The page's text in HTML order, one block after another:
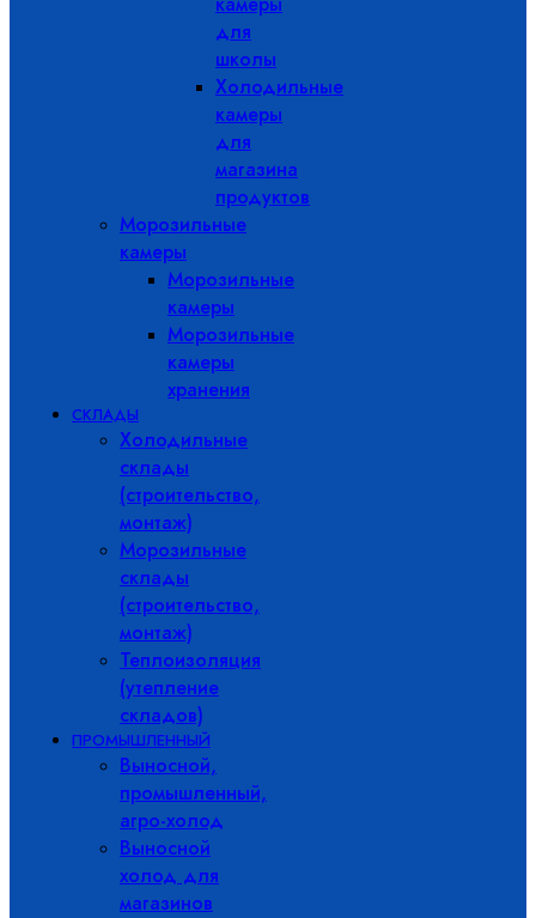
для
школы
Холодильные
камеры
для
магазина
продуктов
Морозильные
камеры
Морозильные
камеры
Морозильные
камеры
хранения
СКЛАДЫ
Холодильные
склады
(строительство,
монтаж)
Морозильные
склады
(строительство,
монтаж)
Теплоизоляция
(утепление
складов)
ПРОМЫШЛЕННЫЙ
Выносной,
промышленный,
агро-холод
Выносной
холод для
магазинов